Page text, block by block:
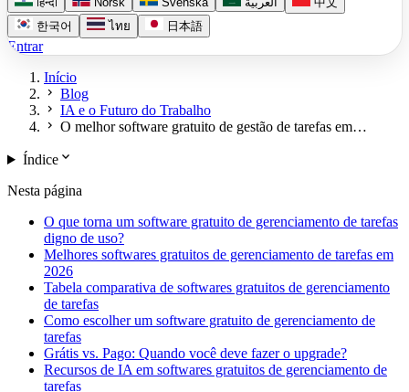
한국어
ไทย 日本語
Entrar
Início
chevron_right Blog
chevron_right IA e o Futuro do Trabalho
chevron_right O melhor software gratuito de gestão de tarefas em…
Índiceexpand_more
Nesta página
O que torna um software gratuito de gerenciamento de tarefas
digno de uso?
Melhores softwares gratuitos de gerenciamento de tarefas em
2026
Tabela comparativa de softwares gratuitos de gerenciamento
de tarefas
Como escolher um software gratuito de gerenciamento de
tarefas
Grátis vs. Pago: Quando você deve fazer o upgrade?
Recursos de IA em softwares gratuitos de gerenciamento de
tarefas